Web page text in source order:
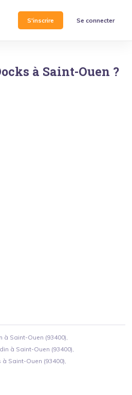
S'inscrire Se connecter
à Saint-Ouen ?
à Saint-Ouen (93400),
à Saint-Ouen (93400),
Saint-Ouen (93400),